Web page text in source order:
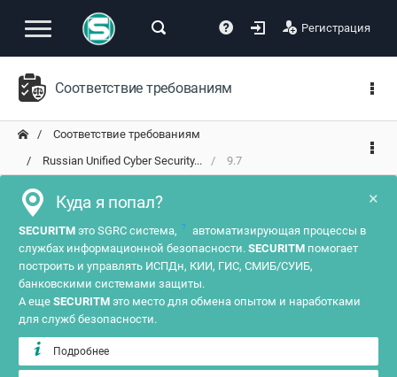
Регистрация
Соответствие требованиям
Соответствие требованиям
Russian Unified Cyber Security...
9.7
×
Куда я попал?
SECURITM это SGRC система, ?
автоматизирующая процессы в
службах информационной безопасности. SECURITM помогает
построить и управлять ИСПДн, КИИ, ГИС, СМИБ/СУИБ,
банковскими системами защиты.
А еще SECURITM это место для обмена опытом и наработками
для служб безопасности.
Подробнее